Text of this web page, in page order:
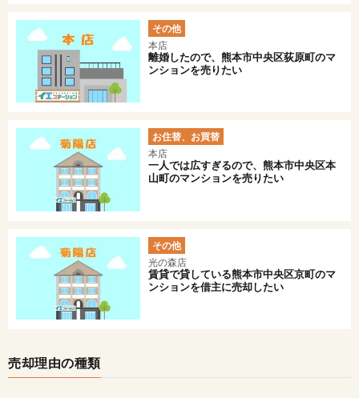
その他
本店
離婚したので、熊本市中央区荻原町のマ
ンションを売りたい
お住替、お買替
本店
一人では広すぎるので、熊本市中央区本
山町のマンションを売りたい
その他
光の森店
賃貸で貸している熊本市中央区京町のマ
ンションを借主に売却したい
売却理由の種類